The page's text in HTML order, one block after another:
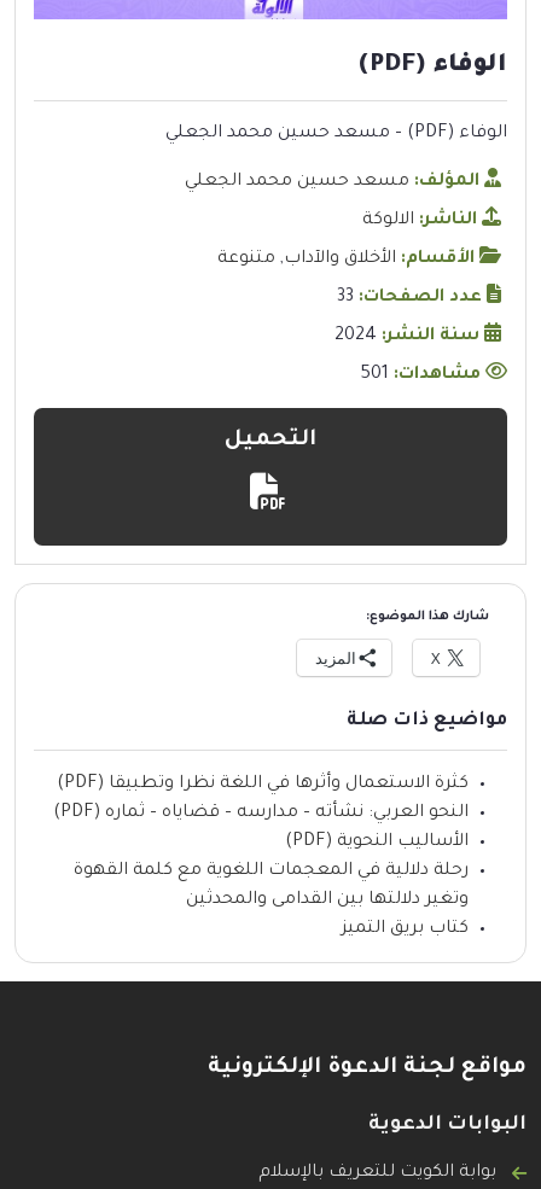
الوفاء (PDF)
الوفاء (PDF) – مسعد حسين محمد الجعلي
المؤلف: مسعد حسين محمد الجعلي
الناشر: الالوكة
الأقسام: الأخلاق والآداب, متنوعة
عدد الصفحات: 33
سنة النشر: 2024
مشاهدات:
التحميل
شارك هذا الموضوع:
X المزيد
مواضيع ذات صلة
كثرة الاستعمال وأثرها في اللغة نظرا وتطبيقا (PDF)
النحو العربي: نشأته – مدارسه – قضاياه – ثماره (PDF)
الأساليب النحوية (PDF)
رحلة دلالية في المعجمات اللغوية مع كلمة القهوة
وتغير دلالتها بين القدامى والمحدثين
كتاب بريق التميز
مواقع لجنة الدعوة الإلكترونية
البوابات الدعوية
بوابة الكويت للتعريف بالإسلام